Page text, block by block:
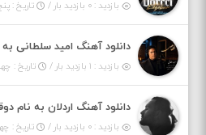
بازدید : ۰ بازدید بار / تاریخ : پنج‌شنبه
دانلود آهنگ امید سلطانی
بازدید : ۱ بازدید بار / تاریخ : چهارشنبه
دانلود آهنگ اردلان به نام
بازدید : ۰ بازدید بار / تاریخ : چهارشنبه